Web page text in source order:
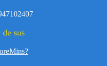
sus